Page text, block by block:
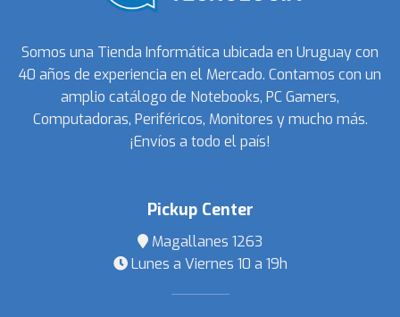
Somos una Tienda Informática ubicada en Uruguay con
40 años de experiencia en el Mercado. Contamos con un
amplio catálogo de Notebooks, PC Gamers,
Computadoras, Periféricos, Monitores y mucho más.
¡Envíos a todo el país!
Pickup Center
Magallanes 1263
Lunes a Viernes 10 a 19h